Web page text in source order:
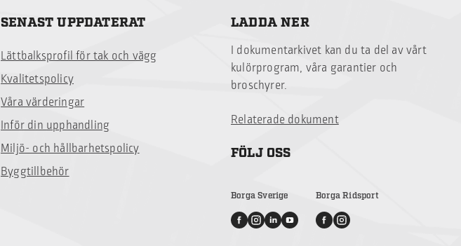
SENAST UPPDATERAT
Lättbalksprofil för tak och vägg
Kvalitetspolicy
Våra värderingar
Inför din upphandling
Miljö- och hållbarhetspolicy
Byggtillbehör
LADDA NER
I dokumentarkivet kan du ta del av vårt
kulörprogram, våra garantier och
broschyrer.
Relaterade dokument
FÖLJ OSS
Borga Sverige Borga Ridsport